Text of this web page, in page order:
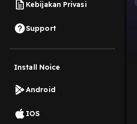
Kebijakan Privasi
Support
Install Noice
Android
IOS